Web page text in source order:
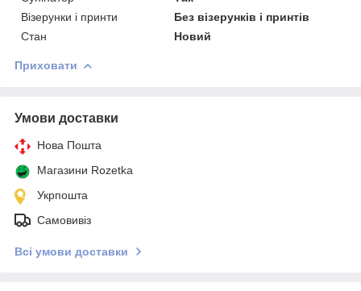
Візерунки і принти
Без візерунків і принтів
Стан
Новий
Приховати
Умови доставки
Нова Пошта
Магазини Rozetka
Укрпошта
Самовивіз
Всі умови доставки